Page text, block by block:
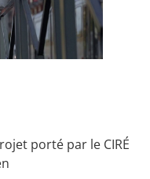
porté par le CIRÉ